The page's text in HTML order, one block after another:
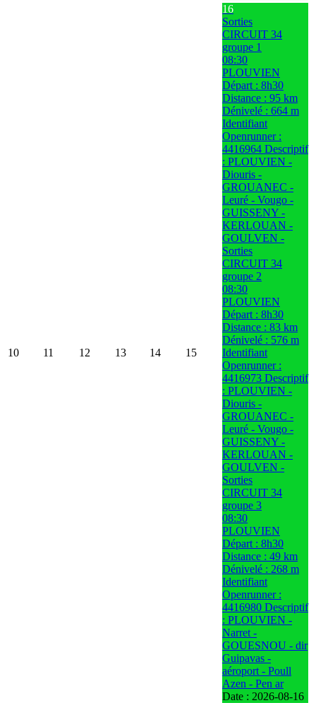
10 11 12 13 14 15
16
Sorties
CIRCUIT 34
groupe 1
08:30
PLOUVIEN
Départ : 8h30
Distance : 95 km
Dénivelé : 664 m
Identifiant
Openrunner :
4416964 Descriptif
: PLOUVIEN -
Diouris -
GROUANEC -
Leuré - Vougo -
GUISSENY -
KERLOUAN -
GOULVEN -
Sorties
CIRCUIT 34
groupe 2
08:30
PLOUVIEN
Départ : 8h30
Distance : 83 km
Dénivelé : 576 m
Identifiant
Openrunner :
4416973 Descriptif
: PLOUVIEN -
Diouris -
GROUANEC -
Leuré - Vougo -
GUISSENY -
KERLOUAN -
GOULVEN -
Sorties
CIRCUIT 34
groupe 3
08:30
PLOUVIEN
Départ : 8h30
Distance : 49 km
Dénivelé : 268 m
Identifiant
Openrunner :
4416980 Descriptif
: PLOUVIEN -
Narret -
GOUESNOU - dir
Guipavas -
aéroport - Poull
Azen - Pen ar
Date : 2026-08-16